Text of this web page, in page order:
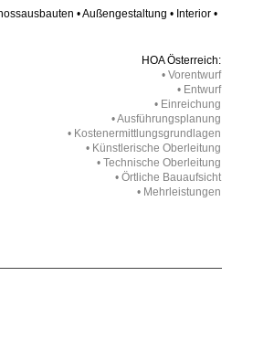
• Außengestaltung • Interior •
HOA Österreich:
• Vorentwurf
• Entwurf
• Einreichung
• Ausführungsplanung
• Kostenermittlungsgrundlagen
• Künstlerische Oberleitung
• Technische Oberleitung
• Örtliche Bauaufsicht
• Mehrleistungen